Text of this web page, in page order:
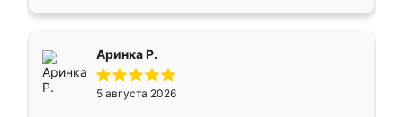
Аринка Р.
5 августа 2026